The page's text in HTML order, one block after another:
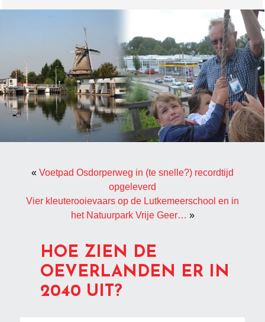
« Voetpad Osdorperweg in (te snelle?) recordtijd
opgeleverd
Vier kleuterooievaars op de Lutkemeerschool en in
het Natuurpark Vrije Geer… »
HOE ZIEN DE
OEVERLANDEN ER IN
2040 UIT?